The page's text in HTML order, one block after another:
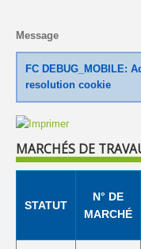
Message
FC DEBUG_MOBILE:
resolution cookie
MARCHÉS DE
STATUT
N° DE
MARCHÉ